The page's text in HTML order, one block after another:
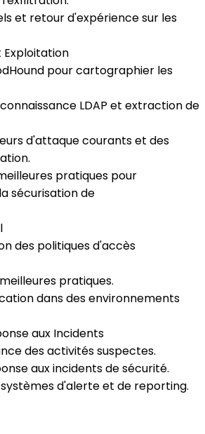
et retour d'expérience sur les
Exploitation
pour cartographier les
LDAP et extraction de
d'attaque courants et des
pratiques pour
sécurisation de
des politiques d'accès
pratiques.
dans des environnements
aux Incidents
des activités suspectes.
aux incidents de sécurité.
d'alerte et de reporting.